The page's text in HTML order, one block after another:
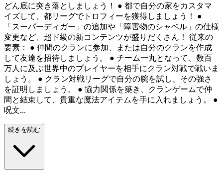
どん底に突き落としましょう！ ● 都で自分の家をカスタマ
イズして、都リーグでトロフィーを獲得しましょう！ ●
「スーパーディガー」の追加や「障害物のシャベル」の仕様
変更など、超ド級の新コンテンツが盛りだくさん！ 従来の
要素： ● 仲間のクランに参加、または自分のクランを作成
して友達を招待しましょう。 ● チーム一丸となって、数百
万人に及ぶ世界中のプレイヤーを相手にクラン対戦で戦いま
しょう。 ● クラン対戦リーグで自分の腕を試し、その強さ
を証明しましょう。 ● 協力関係を築き、クランゲームで仲
間と結束して、貴重な魔法アイテムを手に入れましょう。 ●
呪文...
続きを読む